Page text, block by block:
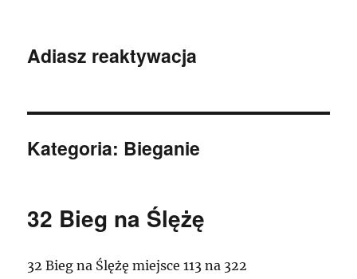
Adiasz reaktywacja
Kategoria: Bieganie
32 Bieg na Ślężę
32 Bieg na Ślężę miejsce 113 na 322